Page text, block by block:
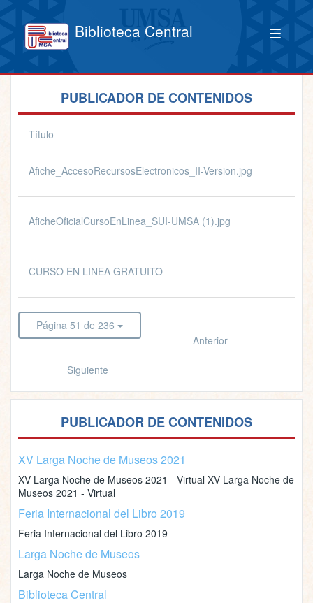
Biblioteca Central
PUBLICADOR DE CONTENIDOS
Título
Afiche_AccesoRecursosElectronicos_II-Version.jpg
AficheOficialCursoEnLinea_SUI-UMSA (1).jpg
CURSO EN LINEA GRATUITO
Página 51 de 236
Anterior
Siguiente
PUBLICADOR DE CONTENIDOS
XV Larga Noche de Museos 2021
XV Larga Noche de Museos 2021 - Virtual XV Larga Noche de
Museos 2021 - Virtual
Feria Internacional del Libro 2019
Feria Internacional del Libro 2019
Larga Noche de Museos
Larga Noche de Museos
Biblioteca Central